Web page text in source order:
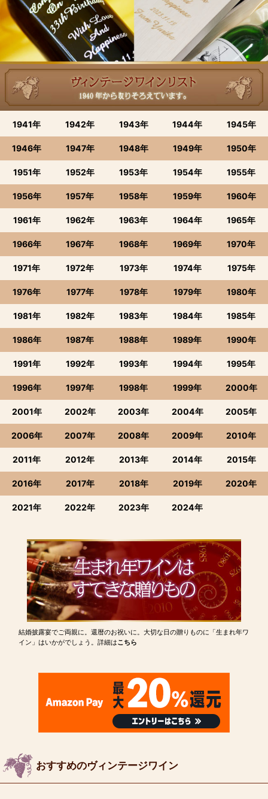
1941年 1942年 1943年 1944年 1945年
1946年 1947年 1948年 1949年 1950年
1951年 1952年 1953年 1954年 1955年
1956年 1957年 1958年 1959年 1960年
1961年 1962年 1963年 1964年 1965年
1966年 1967年 1968年 1969年 1970年
1971年 1972年 1973年 1974年 1975年
1976年 1977年 1978年 1979年 1980年
1981年 1982年 1983年 1984年 1985年
1986年 1987年 1988年 1989年 1990年
1991年 1992年 1993年 1994年 1995年
1996年 1997年 1998年 1999年 2000年
2001年 2002年 2003年 2004年 2005年
2006年 2007年 2008年 2009年 2010年
2011年 2012年 2013年 2014年 2015年
2016年 2017年 2018年 2019年 2020年
2021年 2022年 2023年 2024年
結婚披露宴でご両親に。還暦のお祝いに。大切な日の贈りものに「生まれ年ワ
イン」はいかがでしょう。詳細はこちら
おすすめのヴィンテージワイン